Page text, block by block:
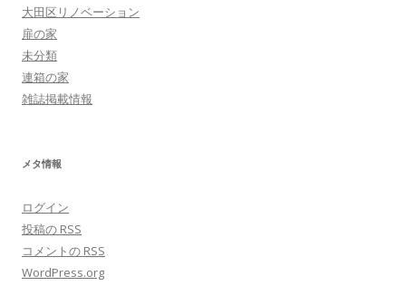
大田区リノベーション
扉の家
未分類
連箱の家
雑誌掲載情報
メタ情報
ログイン
投稿の RSS
コメントの RSS
WordPress.org